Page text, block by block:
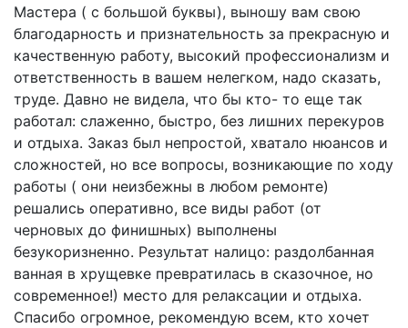
Мастера ( с большой буквы), выношу вам свою
благодарность и признательность за прекрасную и
качественную работу, высокий профессионализм и
ответственность в вашем нелегком, надо сказать,
труде. Давно не видела, что бы кто- то еще так
работал: слаженно, быстро, без лишних перекуров
и отдыха. Заказ был непростой, хватало нюансов и
сложностей, но все вопросы, возникающие по ходу
работы ( они неизбежны в любом ремонте)
решались оперативно, все виды работ (от
черновых до финишных) выполнены
безукоризненно. Результат налицо: раздолбанная
ванная в хрущевке превратилась в сказочное, но
современное!) место для релаксации и отдыха.
Спасибо огромное, рекомендую всем, кто хочет